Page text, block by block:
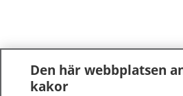
Den här webbplatsen
kakor